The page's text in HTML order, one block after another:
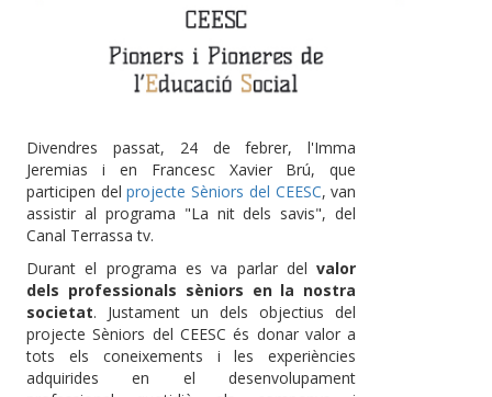
Divendres passat, 24 de febrer, l'Imma
Jeremias i en Francesc Xavier Brú, que
participen delprojecte Sèniors del CEESC, van
assistir al programa "La nit dels savis", del
Canal Terrassa tv.
Durant el programa es va parlar delvalor
dels professionals sèniors en la nostra
societat. Justament un dels objectius del
projecte Sèniors del CEESC és donar valor a
tots els coneixements i les experiències
adquirides en el desenvolupament